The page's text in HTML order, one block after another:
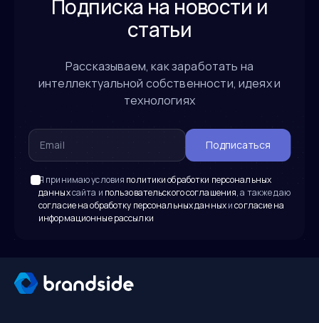
Подписка на новости и
статьи
Рассказываем, как заработать на
интеллектуальной собственности, идеях и
технологиях
Подписаться
Я принимаю условия политики обработки персональных
данныхсайта и пользовательского соглашения, а также даю
согласие на обработку персональных данныхисогласие на
информационные рассылки